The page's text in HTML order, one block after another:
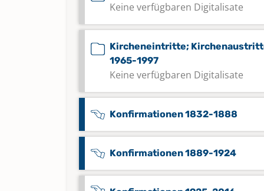
Keine verfügbaren Digitalisate
Kircheneintritte;
1965-1997
Keine verfügbaren Digitalisate
Konfirmationen 1832-1888
Konfirmationen 1889-1924